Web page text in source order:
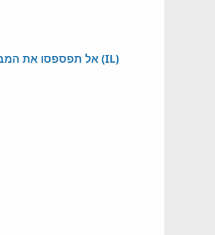
➾➾ Israel => GlycogenPlus Blood Sugar Support Capsules - אל תפספסו את המבצע המיוחד של היום בישראל (IL)